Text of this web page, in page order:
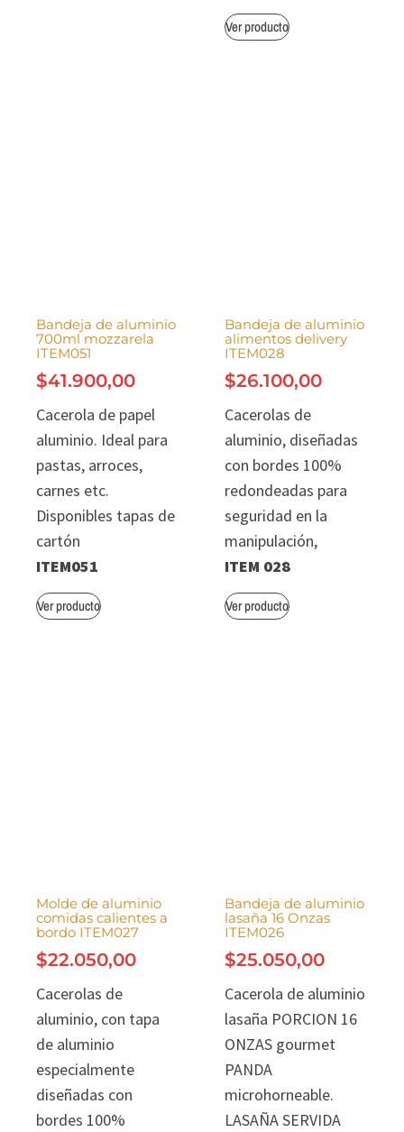
Ver producto
Bandeja de aluminio
700ml mozzarela
ITEM051
$41.900,00
Cacerola de papel
aluminio. Ideal para
pastas, arroces,
carnes etc.
Disponibles tapas de
cartón
ITEM051
Ver producto
Bandeja de aluminio
alimentos delivery
ITEM028
$26.100,00
Cacerolas de
aluminio, diseñadas
con bordes 100%
redondeadas para
seguridad en la
manipulación,
ITEM 028
Ver producto
Molde de aluminio
comidas calientes a
bordo ITEM027
$22.050,00
Cacerolas de
aluminio, con tapa
de aluminio
especialmente
diseñadas con
bordes 100%
Bandeja de aluminio
lasaña 16 Onzas
ITEM026
$25.050,00
Cacerola de aluminio
lasaña PORCION 16
ONZAS gourmet
PANDA
microhorneable.
LASAÑA SERVIDA